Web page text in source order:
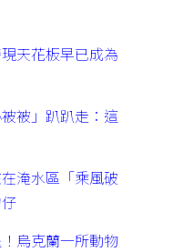
天花板早已成為
被」趴趴走：這
淹水區「乘風破
烏克蘭一所動物